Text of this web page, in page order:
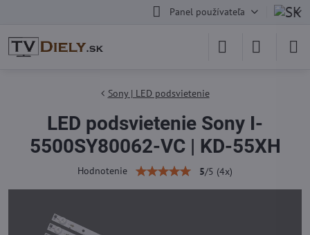
Panel používateľa
Sony | LED podsvietenie
LED podsvietenie Sony I-
5500SY80062-VC | KD-55XH
Hodnotenie 5/5 (4x)